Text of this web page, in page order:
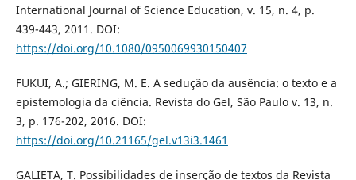
International Journal of Science Education, v. 15, n. 4, p.
439-443, 2011. DOI:
https://doi.org/10.1080/0950069930150407
FUKUI, A.; GIERING, M. E. A sedução da ausência: o texto e a
epistemologia da ciência. Revista do Gel, São Paulo v. 13, n.
3, p. 176-202, 2016. DOI:
https://doi.org/10.21165/gel.v13i3.1461
GALIETA, T. Possibilidades de inserção de textos da Revista